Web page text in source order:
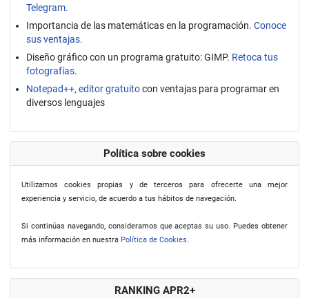
Telegram.
Importancia de las matemáticas en la programación. Conoce
sus ventajas.
Diseño gráfico con un programa gratuito: GIMP. Retoca tus
fotografías.
Notepad++, editor gratuitocon ventajas para programar en
diversos lenguajes
Política sobre cookies
Utilizamos cookies propias y de terceros para ofrecerte una mejor
experiencia y servicio, de acuerdo a tus hábitos de navegación.
Si continúas navegando, consideramos que aceptas su uso. Puedes obtener
más información en nuestra Política de Cookies.
RANKING APR2+